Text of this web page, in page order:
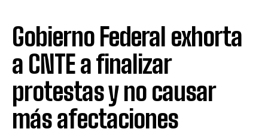
Gobierno Federal exhorta
a CNTE a finalizar
protestas y no causar
más afectaciones